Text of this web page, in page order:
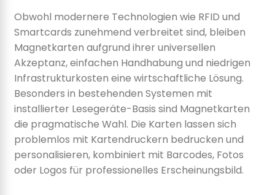
Obwohl modernere Technologien wie RFID und
Smartcards zunehmend verbreitet sind, bleiben
Magnetkarten aufgrund ihrer universellen
Akzeptanz, einfachen Handhabung und niedrigen
Infrastrukturkosten eine wirtschaftliche Lösung.
Besonders in bestehenden Systemen mit
installierter Lesegeräte-Basis sind Magnetkarten
die pragmatische Wahl. Die Karten lassen sich
problemlos mit Kartendruckern bedrucken und
personalisieren, kombiniert mit Barcodes, Fotos
oder Logos für professionelles Erscheinungsbild.